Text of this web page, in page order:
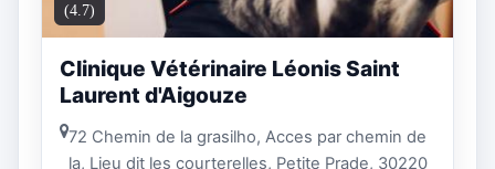
(4.7)
Clinique Vétérinaire Léonis Saint
Laurent d'Aigouze
72 Chemin de la grasilho, Acces par chemin de
la, Lieu dit les courterelles, Petite Prade, 30220